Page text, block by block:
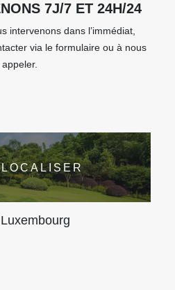
7J/7 ET 24H/24
intervenons dans l’immédiat,
via le formulaire ou à nous
appeler.